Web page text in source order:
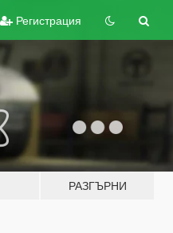
Регистрация
РАЗГЪРНИ